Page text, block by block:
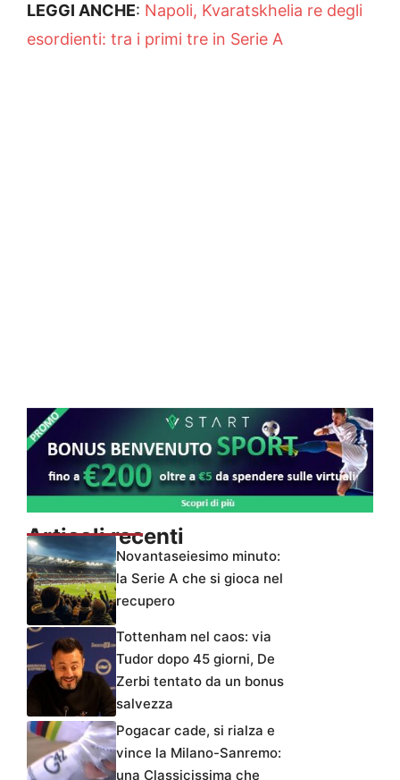
LEGGI ANCHE: Napoli, Kvaratskhelia re degli
esordienti: tra i primi tre in Serie A
Articoli recenti
Novantaseiesimo minuto:
la Serie A che si gioca nel
recupero
Tottenham nel caos: via
Tudor dopo 45 giorni, De
Zerbi tentato da un bonus
salvezza
Pogacar cade, si rialza e
vince la Milano-Sanremo:
una Classicissima che